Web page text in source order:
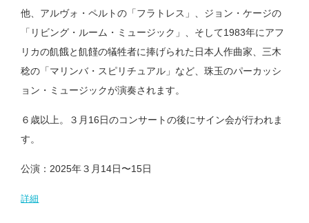
他、アルヴォ・ペルトの「フラトレス」、ジョン・ケージの
「リビング・ルーム・ミュージック」、そして1983年にアフ
リカの飢餓と飢饉の犠牲者に捧げられた日本人作曲家、三木
稔の「マリンバ・スピリチュアル」など、珠玉のパーカッシ
ョン・ミュージックが演奏されます。
６歳以上。３月16日のコンサートの後にサイン会が行われま
す。
公演：2025年３月14日〜15日
詳細